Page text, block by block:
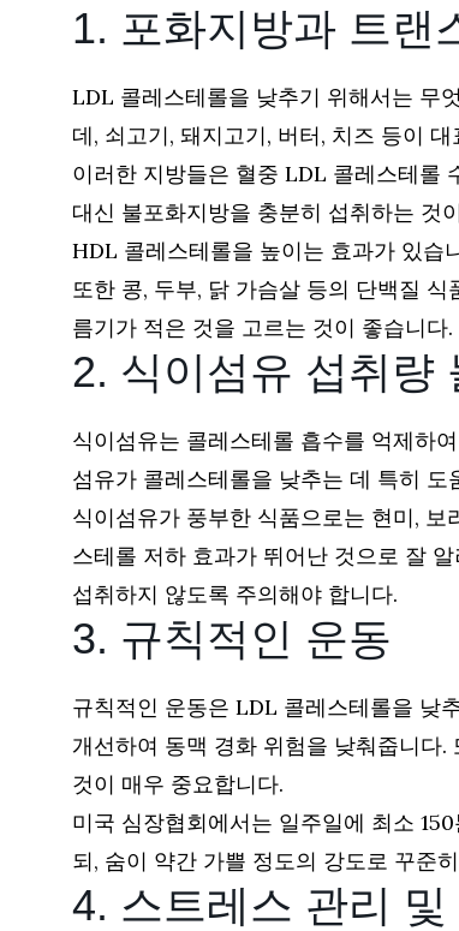
1. 포화지방과 트랜
LDL 콜레스테롤을 낮추기 위해서는 무
데, 쇠고기, 돼지고기, 버터, 치즈 등이
이러한 지방들은 혈중 LDL 콜레스테롤
대신 불포화지방을 충분히 섭취하는 것
HDL 콜레스테롤을 높이는 효과가 있습
또한 콩, 두부, 닭 가슴살 등의 단백질
름기가 적은 것을 고르는 것이 좋습니다.
2. 식이섬유 섭취량
식이섬유는 콜레스테롤 흡수를 억제하
섬유가 콜레스테롤을 낮추는 데 특히
식이섬유가 풍부한 식품으로는 현미,
스테롤 저하 효과가 뛰어난 것으로 잘
섭취하지 않도록 주의해야 합니다.
3. 규칙적인 운동
규칙적인 운동은 LDL 콜레스테롤을 낮
개선하여 동맥 경화 위험을 낮춰줍니다
것이 매우 중요합니다.
미국 심장협회에서는 일주일에 최소
되, 숨이 약간 가쁠 정도의 강도로 꾸준
4. 스트레스 관리 및